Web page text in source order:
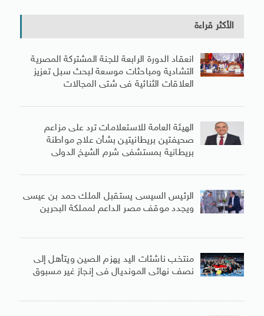
الأكثر قراءة
انعقاد الدورة الرابعة للجنة المشتركة المصرية
التشادية ومباحثات موسعة لبحث سبل تعزيز
العلاقات الثنائية فى شتى المجالات
الهيئة العامة للاستعلامات ترد على مزاعم
صحيفتين بريطانيتين بشأن علاج مواطنة
بريطانية بمستشفى شرم الشيخ الدولى
الرئيس السيسى يستقبل الملك حمد بن عيسى
ويجدد موقف مصر الداعم لمملكة البحرين
منتخب ناشئات اليد يهزم الصين ويتأهل إلى
نصف نهائى المونديال فى إنجاز غير مسبوق